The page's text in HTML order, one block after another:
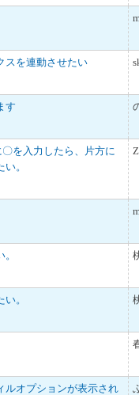
スを連動させたい
す
を入力したら、片方に
。
。
ルオプションが表示され